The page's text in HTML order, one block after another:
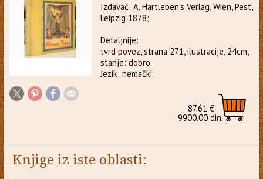
Izdavač: A. Hartleben's Verlag, Wien, Pest,
Leipzig 1878;
Detaljnije:
tvrd povez, strana 271, ilustracije, 24cm,
stanje: dobro.
Jezik: nemački.
87.61 €
9900.00 din.
Knjige iz iste oblasti: